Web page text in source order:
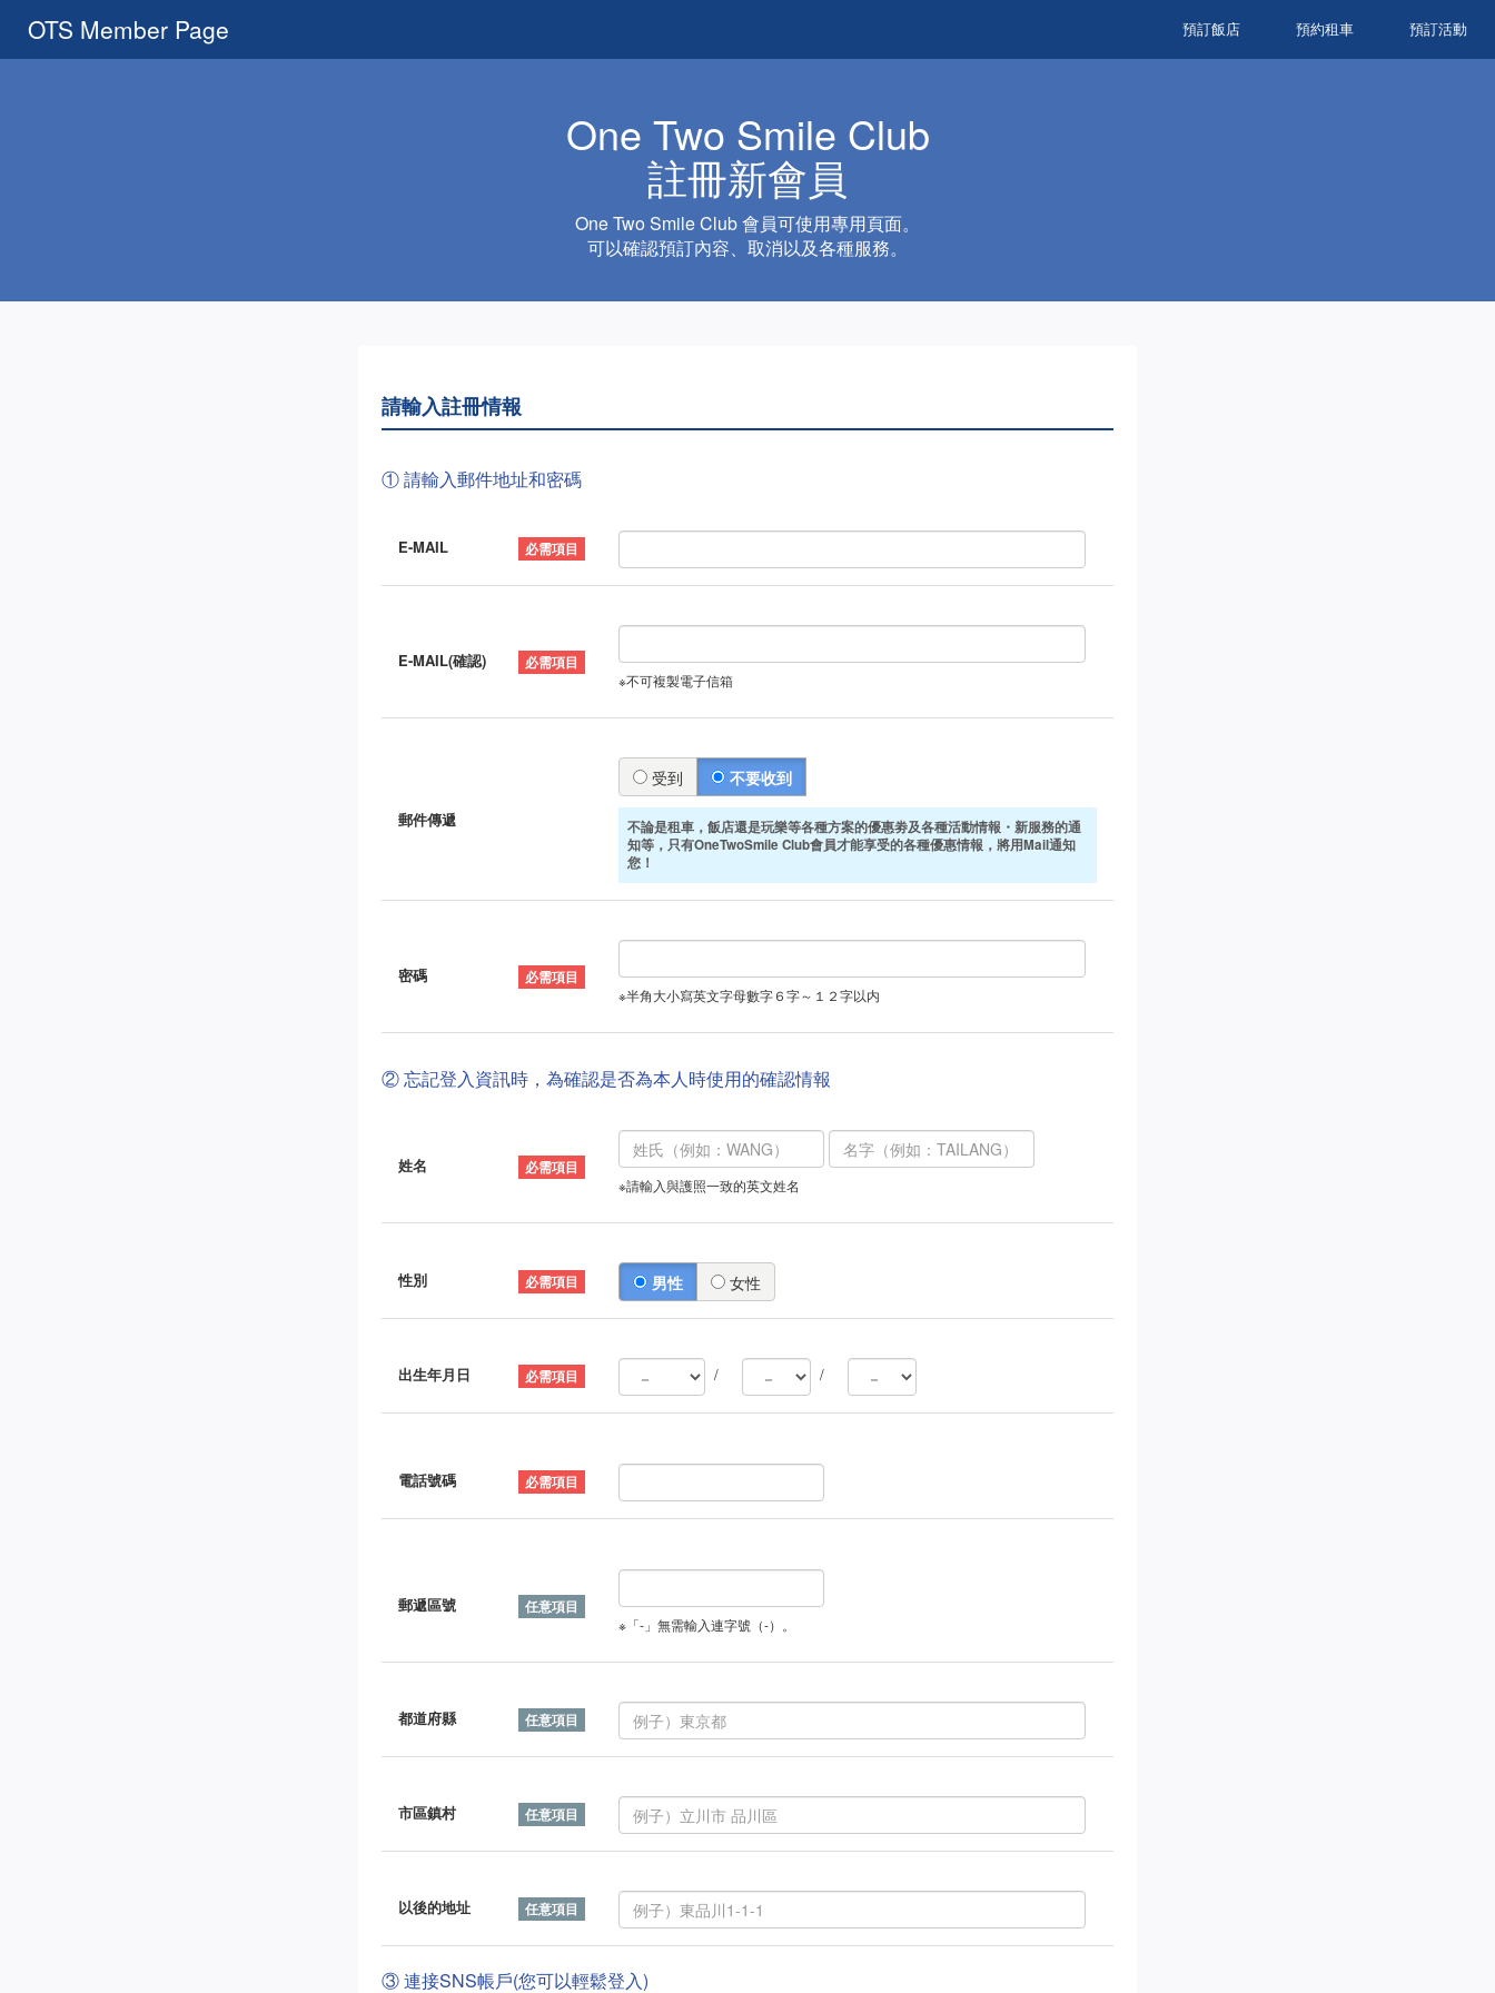
OTS Member Page 預訂活動
預約租車
預訂飯店
One Two Smile Club
註冊新會員
One Two Smile Club 會員可使用專用頁面。
可以確認預訂內容、取消以及各種服務。
請輸入註冊情報
① 請輸入郵件地址和密碼
E-MAIL
E-MAIL(確認)
※不可複製電子信箱
郵件傳遞
受到 不要收到
不論是租車，飯店還是玩樂等各種方案的優惠劵及各種活動情報・新服務的通
知等，只有OneTwoSmile Club會員才能享受的各種優惠情報，將用Mail通知
您！
密碼
※半角大小寫英文字母數字６字～１２字以内
② 忘記登入資訊時，為確認是否為本人時使用的確認情報
姓名
※請輸入與護照一致的英文姓名
性別 男性 女性
出生年月日 / /
電話號碼
郵遞區號
※「-」無需輸入連字號（-）。
都道府縣
市區鎮村
以後的地址
③ 連接SNS帳戶(您可以輕鬆登入)